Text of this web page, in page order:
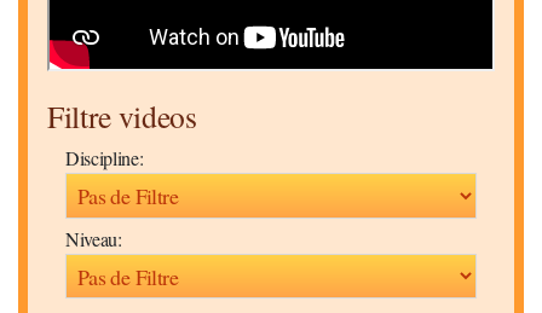
Filtre videos
Discipline:
Niveau: